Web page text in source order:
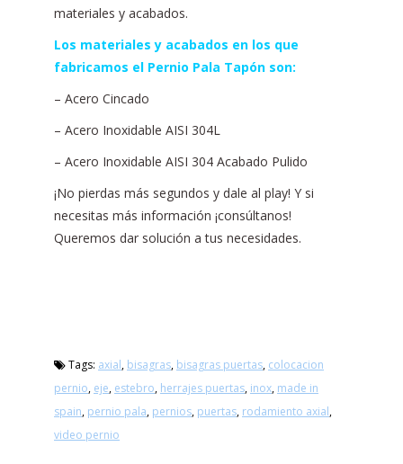
materiales y acabados.
Los materiales y acabados en los que
fabricamos el Pernio Pala Tapón son:
– Acero Cincado
– Acero Inoxidable AISI 304L
– Acero Inoxidable AISI 304 Acabado Pulido
¡No pierdas más segundos y dale al play! Y si
necesitas más información ¡consúltanos!
Queremos dar solución a tus necesidades.
Tags: axial, bisagras, bisagras puertas, colocacion
pernio, eje, estebro, herrajes puertas, inox, made in
spain, pernio pala, pernios, puertas, rodamiento axial,
video pernio